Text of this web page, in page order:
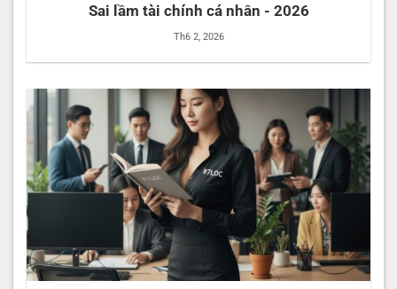
Sai lầm tài chính cá nhân - 2026
Th6 2, 2026